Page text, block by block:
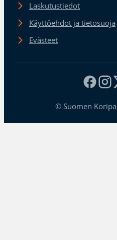
Laskutustiedot
Käyttöehdot ja tietosuoja
Evästeet
© Suomen